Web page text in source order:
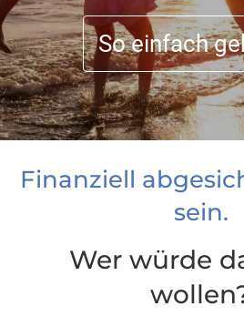
So einfach
Finanziell
sein.
Wer würde